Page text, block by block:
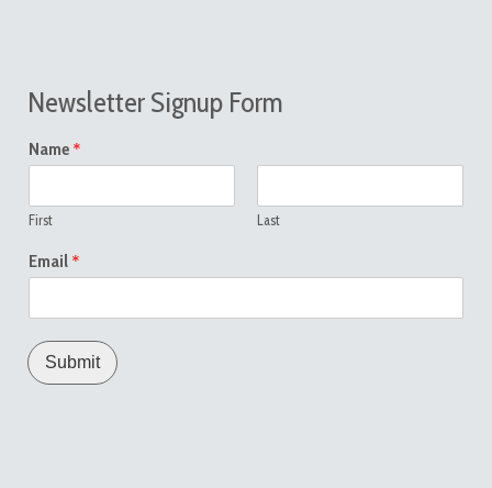
Newsletter Signup Form
Name *
First Last
Email *
Submit